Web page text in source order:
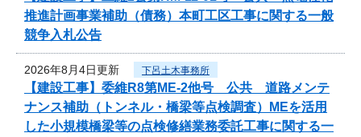
推進計画事業補助（債務）本町工区工事に関する一般
競争入札公告
2026年8月4日更新 下呂土木事務所
【建設工事】委維R8第ME-2他号 公共 道路メンテ
ナンス補助（トンネル・橋梁等点検調査）MEを活用
した小規模橋梁等の点検修繕業務委託工事に関する一